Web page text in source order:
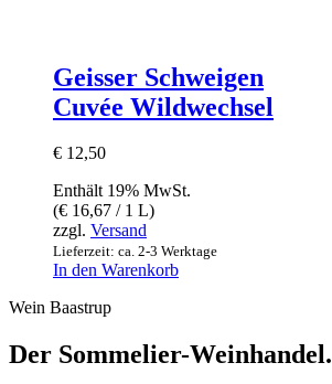
Geisser Schweigen
Cuvée Wildwechsel
€ 12,50
Enthält 19% MwSt.
(€ 16,67 / 1 L)
zzgl. Versand
Lieferzeit: ca. 2-3 Werktage
In den Warenkorb
Wein Baastrup
Der Sommelier-Weinhandel.